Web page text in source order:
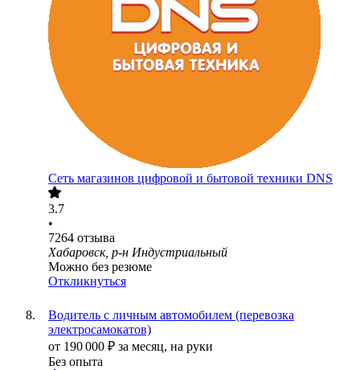
Сеть магазинов цифровой и бытовой техники DNS
3.7
•
7264 отзыва
Хабаровск, р-н Индустриальный
Можно без резюме
Откликнуться
Водитель с личным автомобилем (перевозка
электросамокатов)
от 190 000 ₽ за месяц, на руки
Без опыта